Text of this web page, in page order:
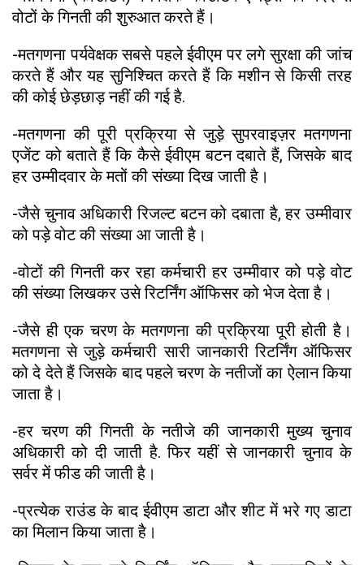
वोटों के गिनती की शुरुआत करते हैं।
-मतगणना पर्यवेक्षक सबसे पहले ईवीएम पर लगे सुरक्षा की जांच
करते हैं और यह सुनिश्चित करते हैं कि मशीन से किसी तरह
की कोई छेड़छाड़ नहीं की गई है.
-मतगणना की पूरी प्रक्रिया से जुड़े सुपरवाइज़र मतगणना
एजेंट को बताते हैं कि कैसे ईवीएम बटन दबाते हैं, जिसके बाद
हर उम्मीदवार के मतों की संख्या दिख जाती है।
-जैसे चुनाव अधिकारी रिजल्ट बटन को दबाता है, हर उम्मीवार
को पड़े वोट की संख्या आ जाती है।
-वोटों की गिनती कर रहा कर्मचारी हर उम्मीवार को पड़े वोट
की संख्या लिखकर उसे रिटर्निंग ऑफिसर को भेज देता है।
-जैसे ही एक चरण के मतगणना की प्रक्रिया पूरी होती है।
मतगणना से जुड़े कर्मचारी सारी जानकारी रिटर्निंग ऑफिसर
को दे देते हैं जिसके बाद पहले चरण के नतीजों का ऐलान किया
जाता है।
-हर चरण की गिनती के नतीजे की जानकारी मुख्य चुनाव
अधिकारी को दी जाती है. फिर यहीं से जानकारी चुनाव के
सर्वर में फीड की जाती है।
-प्रत्येक राउंड के बाद ईवीएम डाटा और शीट में भरे गए डाटा
का मिलान किया जाता है।